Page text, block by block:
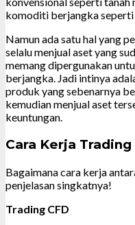
komoditi berjangka seperti
Namun ada satu hal yang
selalu menjual aset yang
memang dipergunakan
berjangka. Jadi intinya
produk yang sebenarnya
kemudian menjual aset
keuntungan.
Cara Kerja
Bagaimana cara kerja
penjelasan singkatnya!
Trading CFD